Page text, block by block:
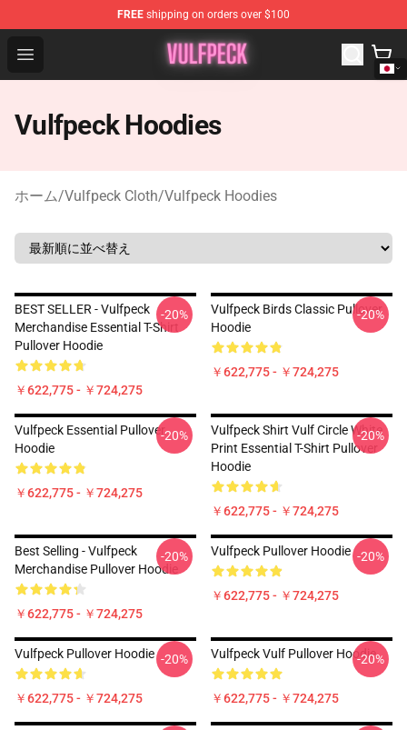
FREE shipping on orders over $100
Open menu
Vulfpeck Shop - Official Vulfpeck Merchandise Store
Vulfpeck Hoodies
ホーム/Vulfpeck Cloth/Vulfpeck Hoodies
BEST SELLER - Vulfpeck
Merchandise Essential T-Shirt
Pullover Hoodie
￥622,775 - ￥724,275
-20%
Vulfpeck Birds Classic Pullover
Hoodie
￥622,775 - ￥724,275
-20%
Vulfpeck Essential Pullover
Hoodie
￥622,775 - ￥724,275
-20%
Vulfpeck Shirt Vulf Circle White
Print Essential T-Shirt Pullover
Hoodie
￥622,775 - ￥724,275
-20%
Best Selling - Vulfpeck
Merchandise Pullover Hoodie
￥622,775 - ￥724,275
-20% Vulfpeck Pullover Hoodie
￥622,775 - ￥724,275
-20%
Vulfpeck Pullover Hoodie
￥622,775 - ￥724,275
-20% Vulfpeck Vulf Pullover Hoodie
￥622,775 - ￥724,275
-20%